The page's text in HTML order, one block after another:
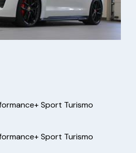
Sport Turismo
Sport Turismo